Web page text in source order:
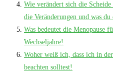
Wie verändert sich die
die Veränderungen und was
Was bedeutet die
Wechseljahre!
Woher weiß ich, dass ich in
beachten solltest!